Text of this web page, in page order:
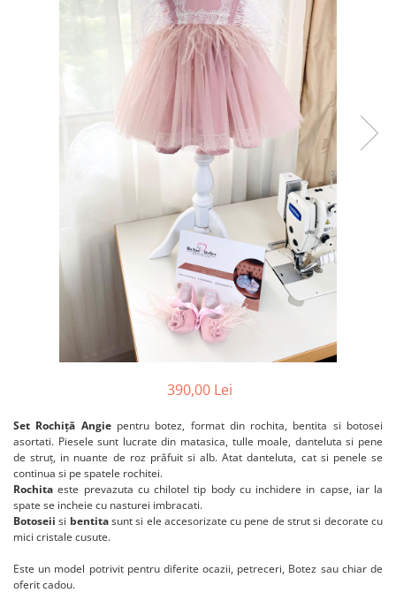
390,00 Lei
Set Rochiţă Angiepentru botez, format din rochita, bentita si botosei
asortati. Piesele sunt lucrate din matasica, tulle moale, danteluta si pene
de struț, in nuante de roz prăfuit si alb. Atat danteluta, cat si penele se
continua si pe spatele rochitei.
Rochitaeste prevazuta cu chilotel tip body cu inchidere in capse, iar la
spate se incheie cu nasturei imbracati.
Botoseiisi bentitasunt si ele accesorizate cu pene de strut si decorate cu
mici cristale cusute.
Este un model potrivit pentru diferite ocazii, petreceri, Botez sau chiar de
oferit cadou.